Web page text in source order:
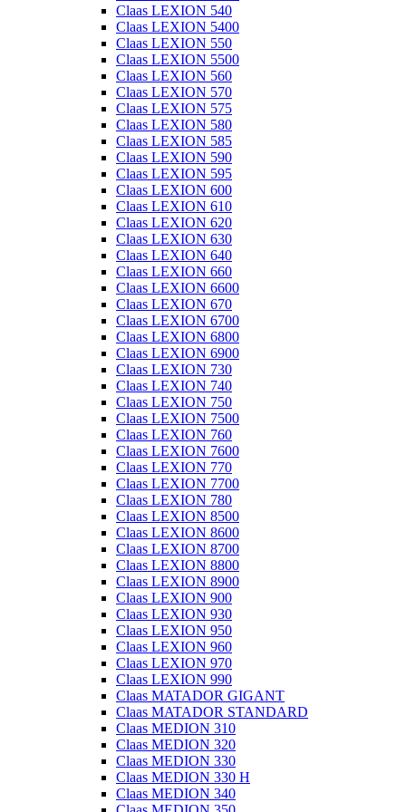
Claas LEXION 540
Claas LEXION 5400
Claas LEXION 550
Claas LEXION 5500
Claas LEXION 560
Claas LEXION 570
Claas LEXION 575
Claas LEXION 580
Claas LEXION 585
Claas LEXION 590
Claas LEXION 595
Claas LEXION 600
Claas LEXION 610
Claas LEXION 620
Claas LEXION 630
Claas LEXION 640
Claas LEXION 660
Claas LEXION 6600
Claas LEXION 670
Claas LEXION 6700
Claas LEXION 6800
Claas LEXION 6900
Claas LEXION 730
Claas LEXION 740
Claas LEXION 750
Claas LEXION 7500
Claas LEXION 760
Claas LEXION 7600
Claas LEXION 770
Claas LEXION 7700
Claas LEXION 780
Claas LEXION 8500
Claas LEXION 8600
Claas LEXION 8700
Claas LEXION 8800
Claas LEXION 8900
Claas LEXION 900
Claas LEXION 930
Claas LEXION 950
Claas LEXION 960
Claas LEXION 970
Claas LEXION 990
Claas MATADOR GIGANT
Claas MATADOR STANDARD
Claas MEDION 310
Claas MEDION 320
Claas MEDION 330
Claas MEDION 330 H
Claas MEDION 340